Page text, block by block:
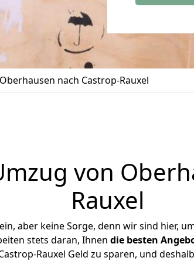
nach Castrop-Rauxel
von
Rauxel
aber keine Sorge, denn wir sind hier,
stets daran, Ihnen die besten
Rauxel Geld zu sparen, und